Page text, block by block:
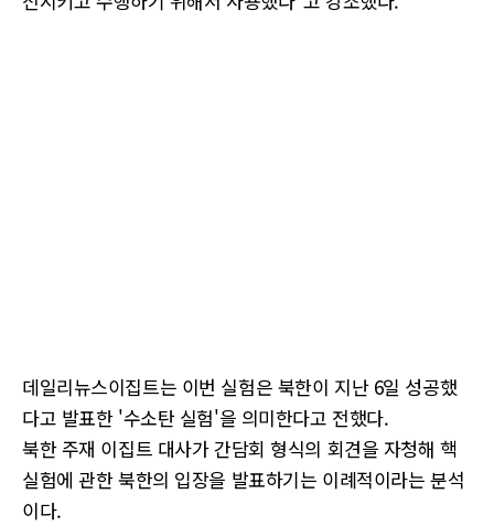
데일리뉴스이집트는 이번 실험은 북한이 지난 6일 성공했
다고 발표한 '수소탄 실험'을 의미한다고 전했다.
북한 주재 이집트 대사가 간담회 형식의 회견을 자청해 핵
실험에 관한 북한의 입장을 발표하기는 이례적이라는 분석
이다.